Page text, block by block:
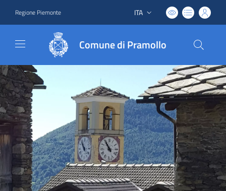
Regione Piemonte Lingua attiva:
ITA
Comune di Pramollo